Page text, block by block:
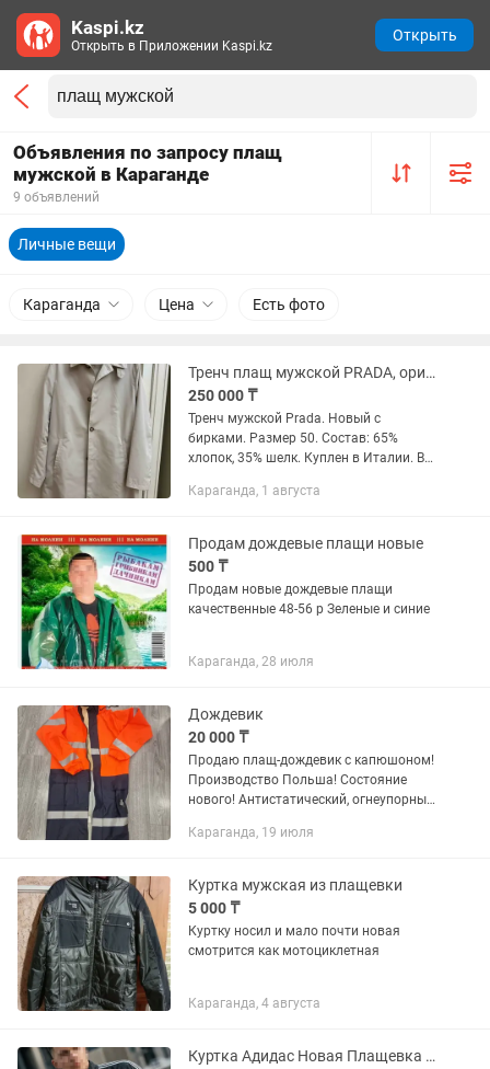
Объявления по запросу плащ
мужской в Караганде
9 объявлений
Личные вещи
Караганда Цена Есть фото
Тренч плащ мужской PRADA, оригинал, р.50
250 000 ₸
Тренч мужской Prada. Новый с
бирками. Размер 50. Состав: 65%
хлопок, 35% шелк. Куплен в Италии. В
всего 250 000 тенге. Цена на сайте
Караганда, 1 августа
Продам дождевые плащи новые
500 ₸
Продам новые дождевые плащи
качественные 48-56 р Зеленые и синие
Караганда, 28 июля
Дождевик
20 000 ₸
Продаю плащ-дождевик с капюшоном!
Производство Польша! Состояние
нового! Антистатический, огнеупорный!
качественный дождевик. Цена 20000тн
Караганда, 19 июля
Куртка мужская из плащевки
5 000 ₸
Куртку носил и мало почти новая
смотрится как мотоциклетная
Караганда, 4 августа
Куртка Адидас Новая Плащевка мужская.
Kaspi.kz
Открыть в Приложении Kaspi.kz
Открыть